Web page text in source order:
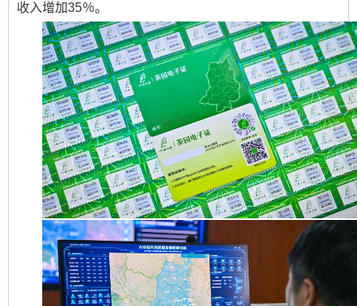
收入增加35％。